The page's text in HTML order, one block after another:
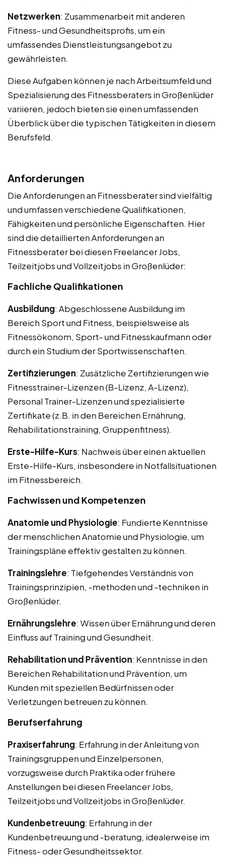
Netzwerken: Zusammenarbeit mit anderen
Fitness- und Gesundheitsprofis, um ein
umfassendes Dienstleistungsangebot zu
gewährleisten.
Diese Aufgaben können je nach Arbeitsumfeld und
Spezialisierung des Fitnessberaters in Großenlüder
variieren, jedoch bieten sie einen umfassenden
Überblick über die typischen Tätigkeiten in diesem
Berufsfeld.
Anforderungen
Die Anforderungen an Fitnessberater sind vielfältig
und umfassen verschiedene Qualifikationen,
Fähigkeiten und persönliche Eigenschaften. Hier
sind die detaillierten Anforderungen an
Fitnessberater bei diesen Freelancer Jobs,
Teilzeitjobs und Vollzeitjobs in Großenlüder:
Fachliche Qualifikationen
Ausbildung: Abgeschlossene Ausbildung im
Bereich Sport und Fitness, beispielsweise als
Fitnessökonom, Sport- und Fitnesskaufmann oder
durch ein Studium der Sportwissenschaften.
Zertifizierungen: Zusätzliche Zertifizierungen wie
Fitnesstrainer-Lizenzen (B-Lizenz, A-Lizenz),
Personal Trainer-Lizenzen und spezialisierte
Zertifikate (z.B. in den Bereichen Ernährung,
Rehabilitationstraining, Gruppenfitness).
Erste-Hilfe-Kurs: Nachweis über einen aktuellen
Erste-Hilfe-Kurs, insbesondere in Notfallsituationen
im Fitnessbereich.
Fachwissen und Kompetenzen
Anatomie und Physiologie: Fundierte Kenntnisse
der menschlichen Anatomie und Physiologie, um
Trainingspläne effektiv gestalten zu können.
Trainingslehre: Tiefgehendes Verständnis von
Trainingsprinzipien, -methoden und -techniken in
Großenlüder.
Ernährungslehre: Wissen über Ernährung und deren
Einfluss auf Training und Gesundheit.
Rehabilitation und Prävention: Kenntnisse in den
Bereichen Rehabilitation und Prävention, um
Kunden mit speziellen Bedürfnissen oder
Verletzungen betreuen zu können.
Berufserfahrung
Praxiserfahrung: Erfahrung in der Anleitung von
Trainingsgruppen und Einzelpersonen,
vorzugsweise durch Praktika oder frühere
Anstellungen bei diesen Freelancer Jobs,
Teilzeitjobs und Vollzeitjobs in Großenlüder.
Kundenbetreuung: Erfahrung in der
Kundenbetreuung und -beratung, idealerweise im
Fitness- oder Gesundheitssektor.